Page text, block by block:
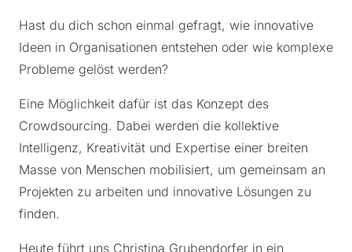
Hast du dich schon einmal gefragt, wie innovative
Ideen in Organisationen entstehen oder wie komplexe
Probleme gelöst werden?
Eine Möglichkeit dafür ist das Konzept des
Crowdsourcing. Dabei werden die kollektive
Intelligenz, Kreativität und Expertise einer breiten
Masse von Menschen mobilisiert, um gemeinsam an
Projekten zu arbeiten und innovative Lösungen zu
finden.
Heute führt uns Christina Grubendorfer in ein